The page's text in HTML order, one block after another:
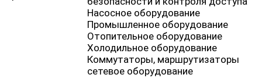
Насосное оборудование
Промышленное оборудование
Отопительное оборудование
Холодильное оборудование
Коммутаторы, маршрутизаторы
сетевое оборудование